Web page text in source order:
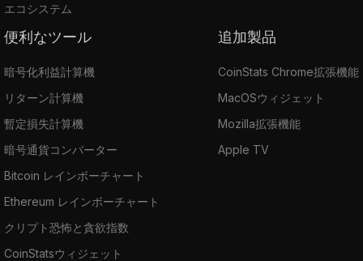
エコシステム
便利なツール
暗号化利益計算機
リターン計算機
暫定損失計算機
暗号通貨コンバーター
Bitcoin レインボーチャート
Ethereum レインボーチャート
クリプト恐怖と貪欲指数
CoinStatsウィジェット
追加製品
CoinStats Chrome拡張機能
MacOSウィジェット
Mozilla拡張機能
Apple TV